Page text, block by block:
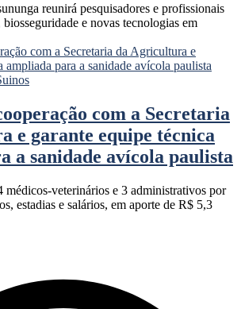
reunirá pesquisadores e profissionais
e novas tecnologias em
com a Secretaria
e garante equipe técnica
a sanidade avícola paulista
médicos-veterinários e 3 administrativos por
estadias e salários, em aporte de R$ 5,3